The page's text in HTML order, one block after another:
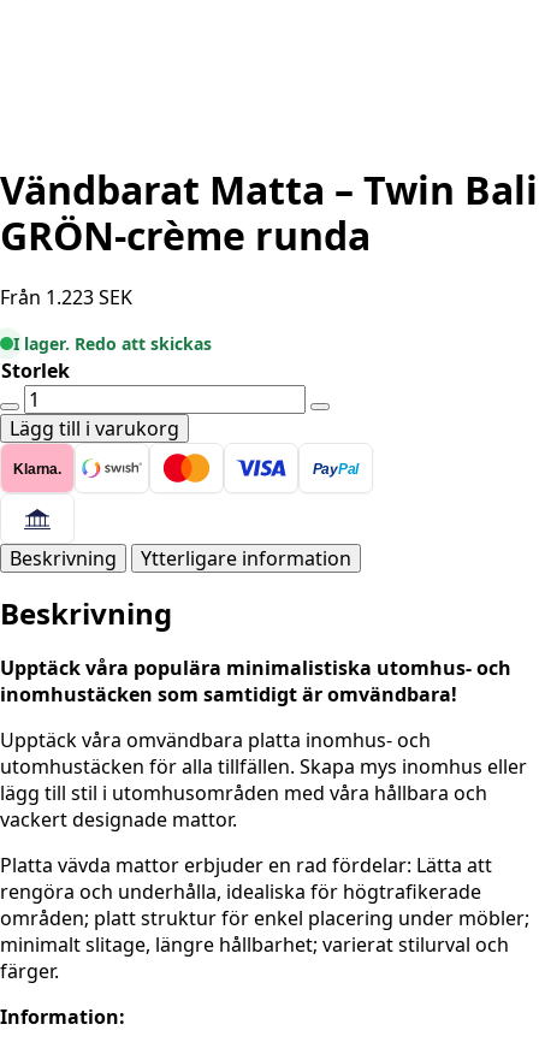
Vändbarat Matta – Twin Bali
GRÖN-crème runda
Från 1.223SEK
I lager. Redo att skickas
Storlek
Vändbarat
Matta
-
Twin
Bali
GRÖN-
crème
mängd
Lägg till i varukorg
Klarna. PayPal
Beskrivning Ytterligare information
Beskrivning
Upptäck våra populära minimalistiska utomhus- och
inomhustäcken som samtidigt är omvändbara!
Upptäck våra omvändbara platta inomhus- och
utomhustäcken för alla tillfällen. Skapa mys inomhus eller
lägg till stil i utomhusområden med våra hållbara och
vackert designade mattor.
Platta vävda mattor erbjuder en rad fördelar: Lätta att
rengöra och underhålla, idealiska för högtrafikerade
områden; platt struktur för enkel placering under möbler;
minimalt slitage, längre hållbarhet; varierat stilurval och
färger.
Information: